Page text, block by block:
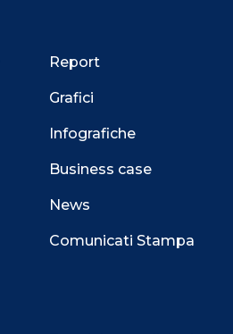
Report
Grafici
Infografiche
Business case
News
Comunicati Stampa